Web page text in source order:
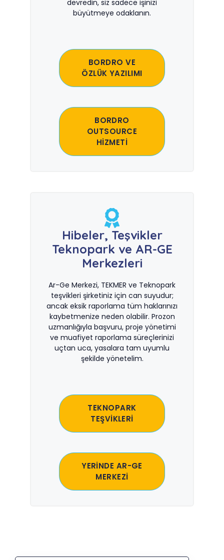
devredin, siz sadece işinizi
büyütmeye odaklanın.
BORDRO VE
ÖZLÜK YAZILIMI
BORDRO
OUTSOURCE
HİZMETİ
Hibeler, Teşvikler
Teknopark ve AR-GE
Merkezleri
Ar-Ge Merkezi, TEKMER ve Teknopark
teşvikleri şirketiniz için can suyudur;
ancak eksik raporlama tüm haklarınızı
kaybetmenize neden olabilir. Prozon
uzmanlığıyla başvuru, proje yönetimi
ve muafiyet raporlama süreçlerinizi
uçtan uca, yasalara tam uyumlu
şekilde yönetelim.
TEKNOPARK
TEŞVİKLERİ
YERİNDE AR-GE
MERKEZİ